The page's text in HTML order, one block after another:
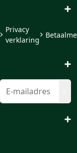
+
Privacy
verklaring
+
+